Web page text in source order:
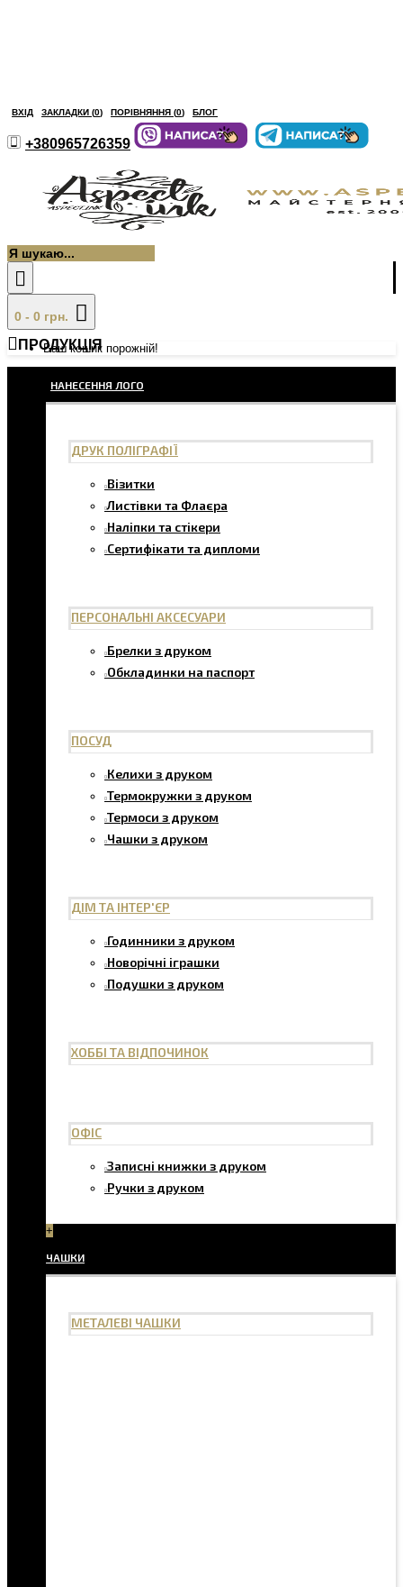
ВХІД ЗАКЛАДКИ (0) ПОРІВНЯННЯ (0) БЛОГ
+380965726359
0 - 0 грн.
Ваш кошик порожній!
ПРОДУКЦІЯ
НАНЕСЕННЯ ЛОГО
ДРУК ПОЛІГРАФІЇ
Візитки
Листівки та Флаєра
Наліпки та стікери
Сертифікати та дипломи
ПЕРСОНАЛЬНІ АКСЕСУАРИ
Брелки з друком
Обкладинки на паспорт
ПОСУД
Келихи з друком
Термокружки з друком
Термоси з друком
Чашки з друком
ДІМ ТА ІНТЕР'ЄР
Годинники з друком
Новорічні іграшки
Подушки з друком
ХОББІ ТА ВІДПОЧИНОК
ОФІС
Записні книжки з друком
Ручки з друком
+
ЧАШКИ
МЕТАЛЕВІ ЧАШКИ